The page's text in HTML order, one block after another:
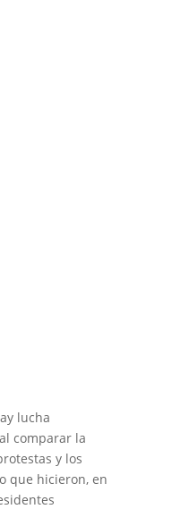
lucha
comparar la
y los
que hicieron, en